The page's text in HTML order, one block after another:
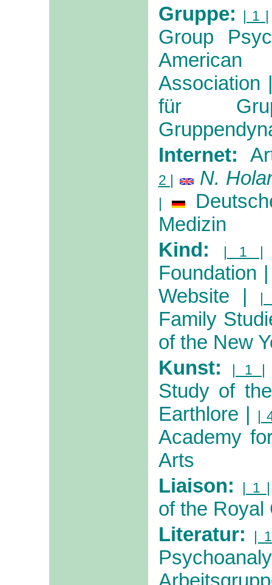
Gruppe:
| 1 |
Group
Association
für
Internet:
2 | N.
|
Medizin
Kind:
| 1 |
Foundation |
Website
| |
Family
of the New
Kunst:
| 1 |
Study of
Earthlore | |
Academy
Arts
Liaison:
| 1 |
of the Royal
Literatur:
|